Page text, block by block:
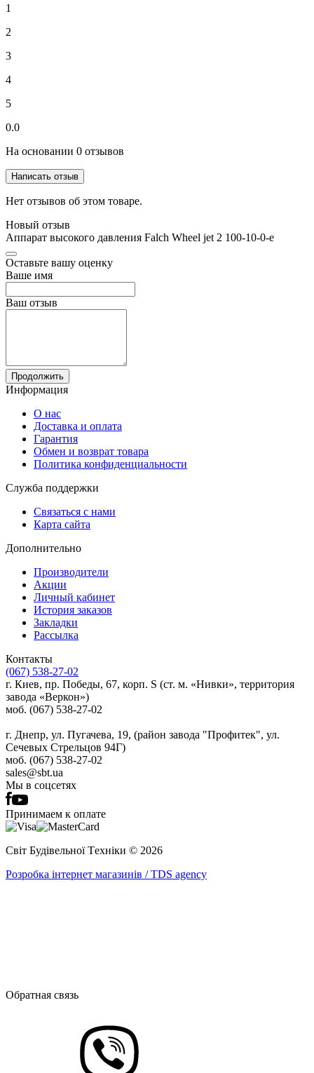
1
2
3
4
5
0.0
На основании 0 отзывов
Написать отзыв
Нет отзывов об этом товаре.
Новый отзыв
Аппарат высокого давления Falch Wheel jet 2 100-10-0-e
Оставьте вашу оценку
Ваше имя
Ваш отзыв
Продолжить
Информация
О нас
Доставка и оплата
Гарантия
Обмен и возврат товара
Политика конфиденциальности
Служба поддержки
Связаться с нами
Карта сайта
Дополнительно
Производители
Акции
Личный кабинет
История заказов
Закладки
Рассылка
Контакты
(067) 538-27-02
г. Киев, пр. Победы, 67, корп. S (ст. м. «Нивки», территория
завода «Веркон»)
моб. (067) 538-27-02
г. Днепр, ул. Пугачева, 19, (район завода "Профитек", ул.
Сечевых Стрельцов 94Г)
моб. (067) 538-27-02
sales@sbt.ua
Мы в соцсетях
Принимаем к оплате
Світ Будівельної Tехніки © 2026
Розробка інтернет магазинів / TDS agency
Обратная связь